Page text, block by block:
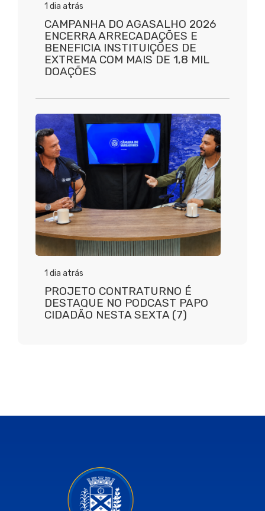
1 dia atrás
CAMPANHA DO AGASALHO 2026
ENCERRA ARRECADAÇÕES E
BENEFICIA INSTITUIÇÕES DE
EXTREMA COM MAIS DE 1,8 MIL
DOAÇÕES
1 dia atrás
PROJETO CONTRATURNO É
DESTAQUE NO PODCAST PAPO
CIDADÃO NESTA SEXTA (7)